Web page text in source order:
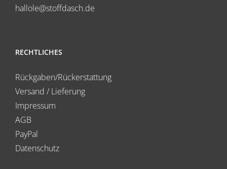
hallole@stoffdasch.de
RECHTLICHES
Rückgaben/Rückerstattung
Versand / Lieferung
Impressum
AGB
PayPal
Datenschutz